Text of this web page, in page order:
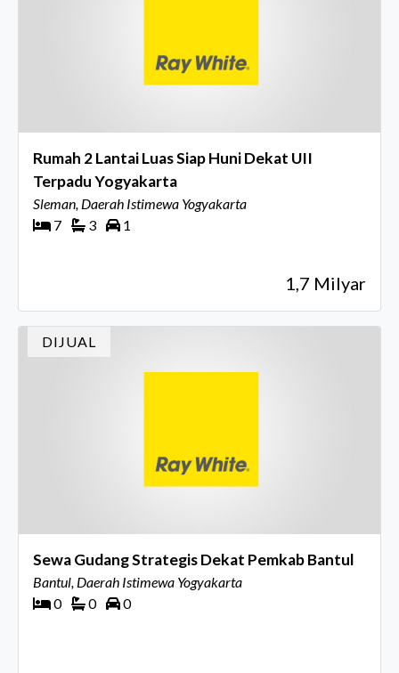
Rumah 2 Lantai Luas Siap Huni Dekat UII
Terpadu Yogyakarta
Sleman, Daerah Istimewa Yogyakarta
7
3 1
1,7 Milyar
DIJUAL
Sewa Gudang Strategis Dekat Pemkab Bantul
Bantul, Daerah Istimewa Yogyakarta
0
0 0